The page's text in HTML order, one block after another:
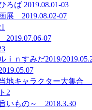
ば 2019.08.01-03
展 2019.08.02-07
07
ｎすみだ2019/
キャラクター大集合
2
いもの～ 2018.3.30